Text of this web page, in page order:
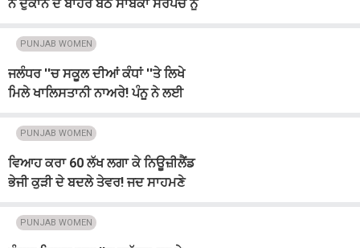
ਨੇ ਦੁਕਾਨ ਦੇ ਬਾਹਰ ਬੈਠੇ ਸਾਬਕਾ ਸਰਪੰਚ ਨੂੰ
PUNJAB WOMEN
ਜਲੰਧਰ ''ਚ ਸਕੂਲ ਦੀਆਂ ਕੰਧਾਂ ''ਤੇ ਲਿਖੇ
ਮਿਲੇ ਖਾਲਿਸਤਾਨੀ ਨਾਅਰੇ! ਪੰਨੂ ਨੇ ਲਈ
PUNJAB WOMEN
ਵਿਆਹ ਕਰਾ 60 ਲੱਖ ਲਗਾ ਕੇ ਨਿਊਜ਼ੀਲੈਂਡ
ਭੇਜੀ ਕੁੜੀ ਦੇ ਬਦਲੇ ਤੇਵਰ! ਜਦ ਸਾਹਮਣੇ
PUNJAB WOMEN